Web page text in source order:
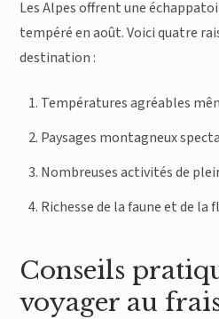
Les Alpes offrent une
tempéré en août. Voici quatre
destination :
Températures agréables
Paysages montagneux
Nombreuses activités de
Richesse de la faune et de la
Conseils
voyager au